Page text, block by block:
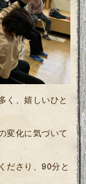
く、嬉しいひと
変化に気づいて
ださり、90分と